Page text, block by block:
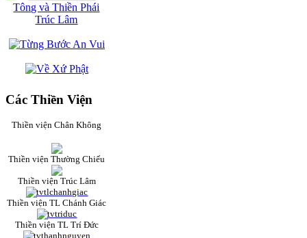
Các Thiền Viện
Thiền viện Chân Không
Thiền viện Thường Chiếu
Thiền viện Trúc Lâm
Thiền viện TL Chánh Giác
Thiền viện TL Trí Đức